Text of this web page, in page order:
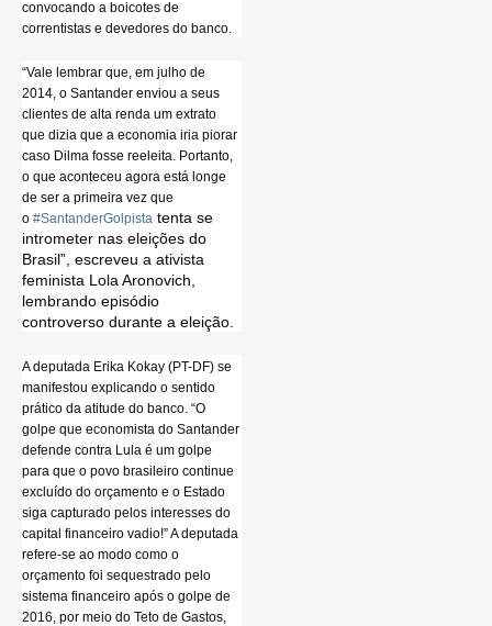
convocando a boicotes de
correntistas e devedores do banco.
“Vale lembrar que, em julho de
2014, o Santander enviou a seus
clientes de alta renda um extrato
que dizia que a economia iria piorar
caso Dilma fosse reeleita. Portanto,
o que aconteceu agora está longe
de ser a primeira vez que
o #SantanderGolpista tenta se
intrometer nas eleições do
Brasil”, escreveu a ativista
feminista Lola Aronovich,
lembrando episódio
controverso durante a eleição.
A deputada Erika Kokay (PT-DF) se
manifestou explicando o sentido
prático da atitude do banco. “O
golpe que economista do Santander
defende contra Lula é um golpe
para que o povo brasileiro continue
excluído do orçamento e o Estado
siga capturado pelos interesses do
capital financeiro vadio!” A deputada
refere-se ao modo como o
orçamento foi sequestrado pelo
sistema financeiro após o golpe de
2016, por meio do Teto de Gastos,